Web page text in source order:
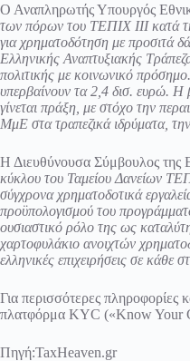
Ο Αναπληρωτής Υπουργός
των πόρων του ΤΕΠΙΧ ΙΙΙ κατά
για χρηματοδότηση με προσιτά
Ελληνικής Αναπτυξιακής
πολιτικής με κοινωνικό
υπερβαίνουν τα 2,4 δισ. ευρώ. Η
γίνεται πράξη, με στόχο την
ΜμΕ στα τραπεζικά ιδρύματα,
Η Διευθύνουσα Σύμβουλος της
κύκλου του Ταμείου Δανείων
σύγχρονα χρηματοδοτικά
προϋπολογισμού του
ουσιαστικό ρόλο της ως
χαρτοφυλάκιο ανοιχτών
ελληνικές επιχειρήσεις σε κάθε
Για περισσότερες πληροφορίες
πλατφόρμα KYC («Know Your
Πηγή:TaxHeaven.gr